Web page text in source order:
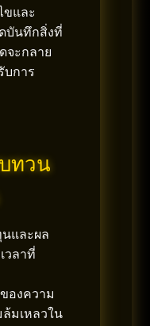
ขและ
บันทึกสิ่งที่
จะกลาย
บการ
ทวน
นและผล
วลาที่
องความ
ล้มเหลวใน